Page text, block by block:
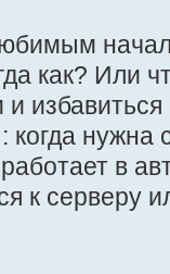
как? Или
избавиться
: когда нужна
в
к серверу